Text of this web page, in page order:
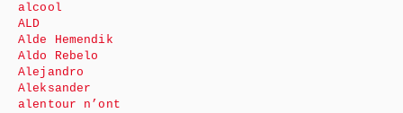
alcool
ALD
Alde Hemendik
Aldo Rebelo
Alejandro
Aleksander
alentour n’ont